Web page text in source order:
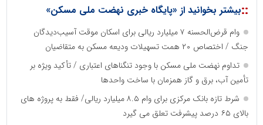
::بیشتر بخوانید از «پایگاه خبری نهضت ملی مسکن»
وام قرض‌الحسنه ۷ میلیارد ریالی برای اسکان موقت آسیب‌دیدگان
جنگ / اختصاص ۲۰ همت تسهیلات ودیعه مسکن به متقاضیان
تداوم نهضت ملی مسکن با وجود تنگناهای اعتباری / تأکید ویژه بر
تأمین آب، برق و گاز همزمان با ساخت واحدها
شرط تازه بانک مرکزی برای وام ۸.۵ میلیارد ریالی/ فقط به پروژه های
بالای ۶۵ درصد پیشرفت تعلق می گیرد